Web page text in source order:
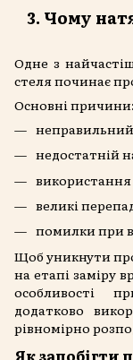
3. Чому
Одне з
стеля починає
Основні причини:
недостатній
використання
великі
помилки при
Щоб уникнути
на етапі заміру
особливості
додатково
рівномірно
Як запобігти